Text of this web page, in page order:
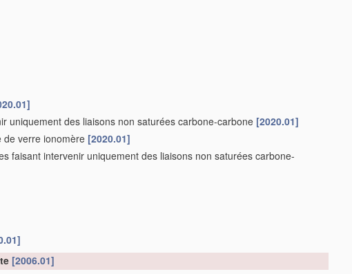
uniquement des liaisons non saturées carbone-carbone [2020.01]
de verre ionomère [2020.01]
faisant intervenir uniquement des liaisons non saturées carbone-
[2006.01]